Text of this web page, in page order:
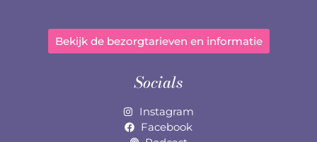
Bekijk de bezorgtarieven en informatie
Socials
Instagram
Facebook